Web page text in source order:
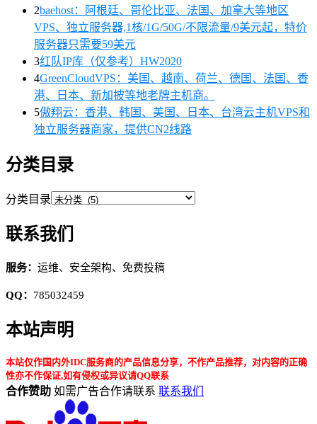
2baehost：阿根廷、哥伦比亚、法国、加拿大等地区
VPS、独立服务器,1核/1G/50G/不限流量/9美元起，特价
服务器只需要59美元
3红队IP库（仅参考）HW2020
4GreenCloudVPS：美国、越南、荷兰、德国、法国、香
港、日本、新加披等地老牌主机商。
5傲翔云：香港、韩国、美国、日本、台湾云主机VPS和
独立服务器商家，提供CN2线路
分类目录
分类目录
联系我们
服务： 运维、安全架构、免费投稿
QQ： 785032459
本站声明
本站仅作国内外IDC服务商的产品信息分享，不作产品推荐，对内容的正确
性亦不作保证,如有侵权或异议请QQ联系
合作赞助 如需广告合作请联系 联系我们